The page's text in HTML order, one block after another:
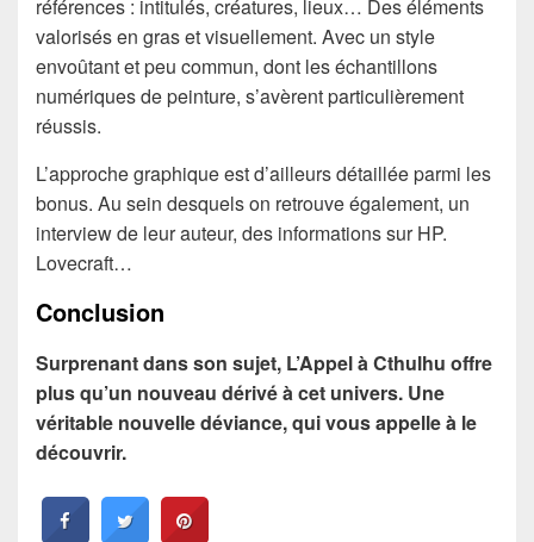
références : intitulés, créatures, lieux… Des éléments
valorisés en gras et visuellement. Avec un style
envoûtant et peu commun, dont les échantillons
numériques de peinture, s’avèrent particulièrement
réussis.
L’approche graphique est d’ailleurs détaillée parmi les
bonus. Au sein desquels on retrouve également, un
interview de leur auteur, des informations sur HP.
Lovecraft…
Conclusion
Surprenant dans son sujet, L’Appel à Cthulhu offre
plus qu’un nouveau dérivé à cet univers. Une
véritable nouvelle déviance, qui vous appelle à le
découvrir.